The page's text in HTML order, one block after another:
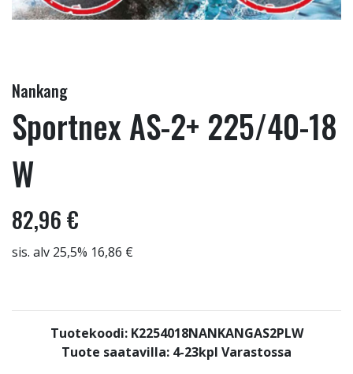
Nankang
Sportnex AS-2+ 225/40-18
W
82,96 €
sis. alv 25,5% 16,86 €
Tuotekoodi: K2254018NANKANGAS2PLW
Tuote saatavilla: 4-23kpl Varastossa